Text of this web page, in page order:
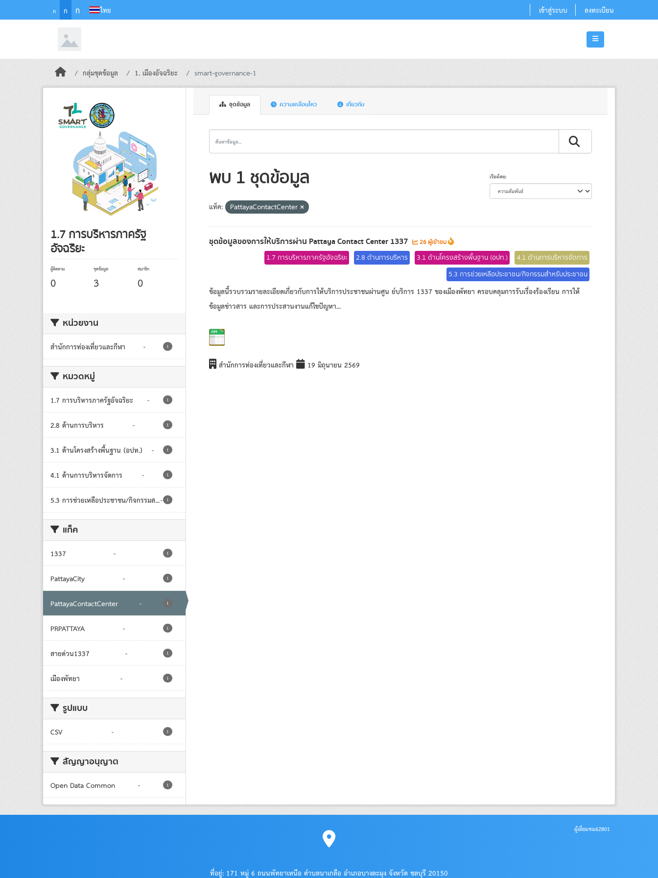
Skip to main content
ก ก ก ไทย เข้าสู่ระบบ ลงทะเบียน
กลุ่มชุดข้อมูล 1. เมืองอัจฉริยะ smart-governance-1
1.7 การบริหารภาครัฐ
อัจฉริยะ
ผู้ติดตาม
0
ชุดข้อมูล
3
สมาชิก
0
หน่วยงาน
สำนักการท่องเที่ยวและกีฬา - 1
หมวดหมู่
1.7 การบริหารภาครัฐอัจฉริยะ - 1
2.8 ด้านการบริหาร - 1
3.1 ด้านโครงสร้างพื้นฐาน (อปท.) - 1
4.1 ด้านการบริหารจัดการ - 1
5.3 การช่วยเหลือประชาชน/กิจกรรมส...- 1
แท็ค
1337 - 1
PattayaCity - 1
PattayaContactCenter - 1
PRPATTAYA - 1
สายด่วน1337 - 1
เมืองพัทยา - 1
รูปแบบ
CSV - 1
สัญญาอนุญาต
Open Data Common - 1
ชุดข้อมูล ความเคลื่อนไหว เกี่ยวกับ
เรียงโดย
พบ 1 ชุดข้อมูล
แท็ค: PattayaContactCenter
ชุดข้อมูลของการให้บริการผ่าน Pattaya Contact Center 1337 26 ผู้เข้าชม
1.7 การบริหารภาครัฐอัจฉริยะ 2.8 ด้านการบริหาร 3.1 ด้านโครงสร้างพื้นฐาน (อปท.)
4.1 ด้านการบริหารจัดการ
5.3 การช่วยเหลือประชาชน/กิจกรรมสำหรับประชาชน
ข้อมูลนี้รวบรวมรายละเอียดเกี่ยวกับการให้บริการประชาชนผ่านศูน ย์บริการ 1337 ของเมืองพัทยา ครอบคลุมการรับเรื่องร้องเรียน การให้
ข้อมูลข่าวสาร และการประสานงานแก้ไขปัญหา...
สำนักการท่องเที่ยวและกีฬา 19 มิถุนายน 2569
ผู้เยี่ยมชม62801
ที่อยู่: 171 หมู่ 6 ถนนพัทยาเหนือ ตำบลนาเกลือ อำเภอบางละมุง จังหวัด ชลบุรี 20150